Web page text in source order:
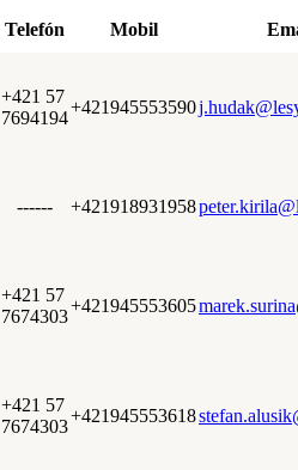
Telefón Mobil
+421 57
7694194
+421945553590
------ +421918931958
+421 57
7674303
+421945553605
+421 57
7674303
+421945553618